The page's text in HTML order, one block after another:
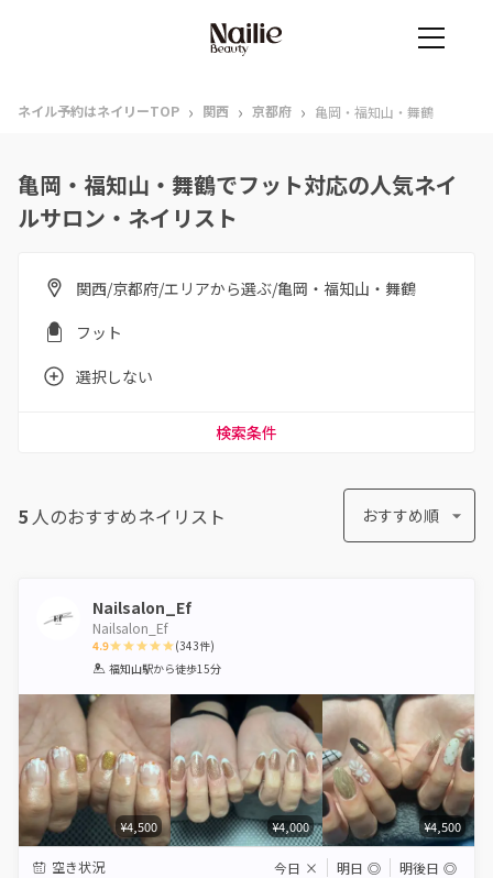
ネイル予約はネイリーTOP › 関西 › 京都府 › 亀岡・福知山・舞鶴
亀岡・福知山・舞鶴でフット対応の人気ネイ
ルサロン・ネイリスト
関西/京都府/エリアから選ぶ/亀岡・福知山・舞鶴
フット
選択しない
検索条件
5 人のおすすめネイリスト おすすめ順
Nailsalon_Ef
Nailsalon_Ef
4.9
1 2 3 4 5
(343件)
福知山駅から徒歩15分
¥4,500 ¥4,000 ¥4,500
空き状況 今日 × 明日 ◎ 明後日 ◎